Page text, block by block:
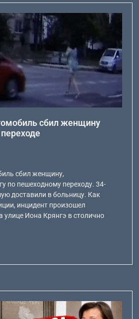
сбил женщину
сбил женщину,
по пешеходному переходу. 34-
доставили в больницу. Как
инцидент произошел
улице Иона Крянгэ в столично